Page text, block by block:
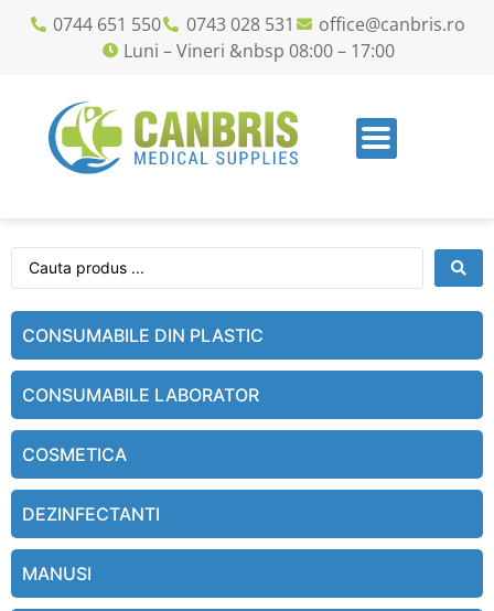
0744 651 550 0743 028 531
office@canbris.ro
Luni – Vineri &nbsp 08:00 – 17:00
CONSUMABILE DIN PLASTIC
CONSUMABILE LABORATOR
COSMETICA
DEZINFECTANTI
MANUSI